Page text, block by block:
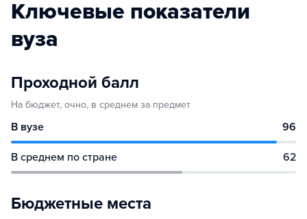
Ключевые показатели
вуза
Проходной балл
На бюджет, очно, в среднем за предмет
В вузе 96
В среднем по стране 62
Бюджетные места